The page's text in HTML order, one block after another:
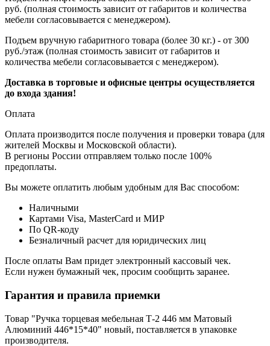
руб. (полная стоимость зависит от габаритов и количества
мебели согласовывается с менеджером).
Подъем вручную габаритного товара (более 30 кг.) - от 300
руб./этаж (полная стоимость зависит от габаритов и
количества мебели согласовывается с менеджером).
Доставка в торговые и офисные центры осуществляется
до входа здания!
Оплата
Оплата производится после получения и проверки товара (для
жителей Москвы и Московской области).
В регионы России отправляем только после 100%
предоплаты.
Вы можете оплатить любым удобным для Вас способом:
Наличными
Картами Visa, MasterCard и МИР
По QR-коду
Безналичный расчет для юридических лиц
После оплаты Вам придет электронный кассовый чек.
Если нужен бумажный чек, просим сообщить заранее.
Гарантия и правила приемки
Товар "Ручка торцевая мебельная Т-2 446 мм Матовый
Алюминий 446*15*40" новый, поставляется в упаковке
производителя.